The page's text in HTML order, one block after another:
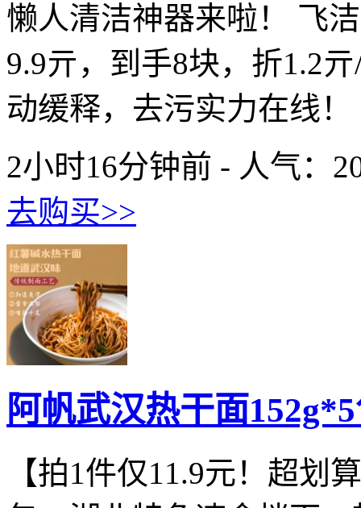
懒人清洁神器来啦！ 飞
9.9亓，到手8块，折1.2
动缓释，去污实力在线！
2小时16分钟前 - 人气：
去购买>>
阿帆武汉热干面
【拍1件仅11.9元！超划